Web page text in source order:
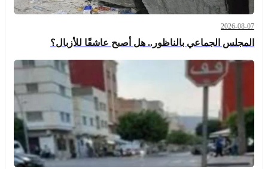
2026-08-07
المجلس الجماعي بالناظور.. هل أصبح عاشقًا للأزبال؟